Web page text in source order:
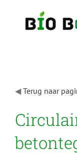
◀Terug naar